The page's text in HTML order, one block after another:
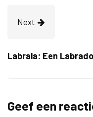
Next
Labrala: Een
Geef een